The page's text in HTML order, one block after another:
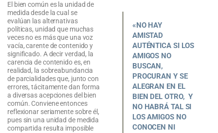
«NO HAY
AMISTAD
AUTÉNTICA SI LOS
AMIGOS NO
BUSCAN,
PROCURAN Y SE
ALEGRAN EN EL
BIEN DEL OTRO, Y
NO HABRÁ TAL SI
LOS AMIGOS NO
CONOCEN NI
El bien común es la unidad de
medida desde la cual se
evalúan las alternativas
políticas, unidad que muchas
veces no es más que una voz
vacía, carente de contenido y
significado. A decir verdad, la
carencia de contenido es, en
realidad, la sobreabundancia
de parcialidades que, junto con
errores, tácitamente dan forma
a diversas acepciones del bien
común. Conviene entonces
reflexionar seriamente sobre él,
pues sin una unidad de medida
compartida resulta imposible